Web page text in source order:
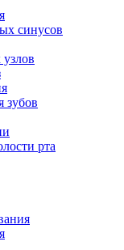
синусов
зубов
рта